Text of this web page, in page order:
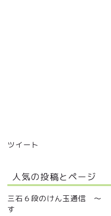
ツイート
人気の投稿とページ
三石６段のけん玉通信 ～
す